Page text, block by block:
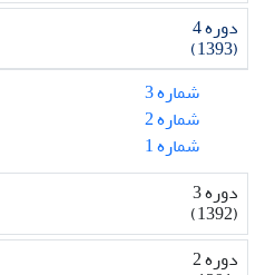
دوره 4
(1393)
شماره 3
شماره 2
شماره 1
دوره 3
(1392)
دوره 2